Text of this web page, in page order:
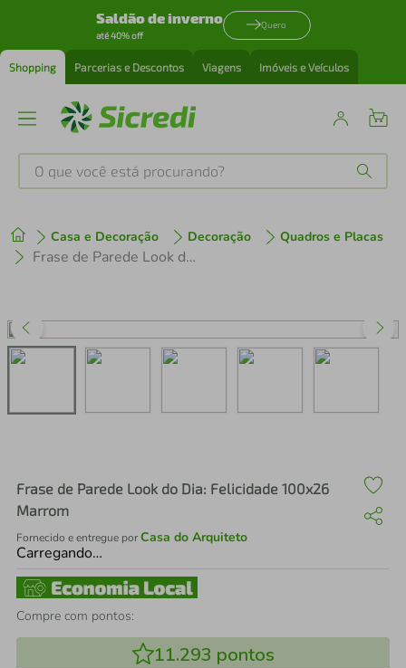
Saldão de inverno
até 40% off
Quero
Shopping Parcerias e Descontos Viagens Imóveis e Veículos
O que você está procurando?
Casa e Decoração Decoração Quadros e Placas
Frase de Parede Look do Dia: Felicidade 100x26 Marrom
Frase de Parede Look do Dia: Felicidade 100x26
Marrom
Fornecido e entregue porCasa do Arquiteto
Carregando…
Compre com pontos:
11.293 pontos
1º tenis
perfume